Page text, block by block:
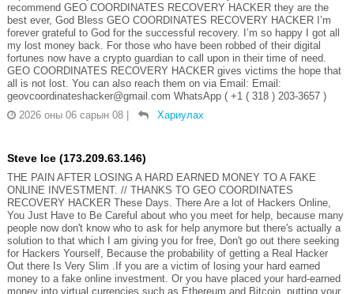
recommend GEO COORDINATES RECOVERY HACKER they are the
best ever, God Bless GEO COORDINATES RECOVERY HACKER I’m
forever grateful to God for the successful recovery. I’m so happy I got all
my lost money back. For those who have been robbed of their digital
fortunes now have a crypto guardian to call upon in their time of need.
GEO COORDINATES RECOVERY HACKER gives victims the hope that
all is not lost. You can also reach them on via Email: Email:
geovcoordinateshacker@gmail.com WhatsApp ( +1 ( 318 ) 203-3657 )
2026 оны 06 сарын 08
Хариулах
Steve Ice (173.209.63.146)
THE PAIN AFTER LOSING A HARD EARNED MONEY TO A FAKE
ONLINE INVESTMENT. // THANKS TO GEO COORDINATES
RECOVERY HACKER These Days. There Are a lot of Hackers Online,
You Just Have to Be Careful about who you meet for help, because many
people now don't know who to ask for help anymore but there's actually a
solution to that which I am giving you for free, Don't go out there seeking
for Hackers Yourself, Because the probability of getting a Real Hacker
Out there Is Very Slim .If you are a victim of losing your hard earned
money to a fake online investment. Or you have placed your hard-earned
money into virtual currencies such as Ethereum and Bitcoin, putting your